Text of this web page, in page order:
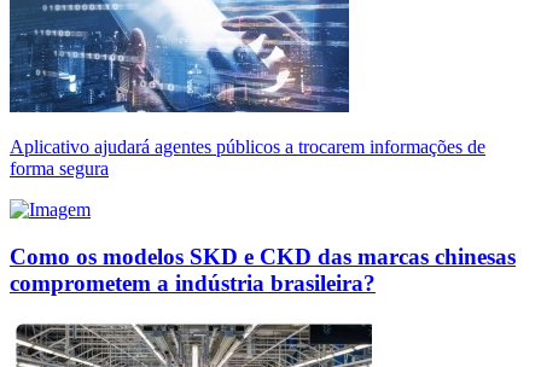
Aplicativo ajudará agentes públicos a trocarem informações de
forma segura
Como os modelos SKD e CKD das marcas chinesas
comprometem a indústria brasileira?